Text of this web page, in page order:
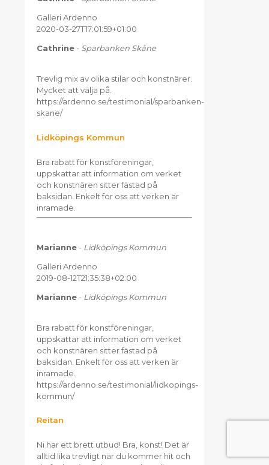
Galleri Ardenno
2020-03-27T17:01:59+01:00
Cathrine- Sparbanken Skåne
Trevlig mix av olika stilar och konstnärer.
Mycket att välja på.
https://ardenno.se/testimonial/sparbanken-
skane/
Lidköpings Kommun
Bra rabatt för konstföreningar,
uppskattar att information om verket
och konstnären sitter fästad på
baksidan. Enkelt för oss att verken är
inramade.
Marianne- Lidköpings Kommun
Galleri Ardenno
2019-08-12T21:35:38+02:00
Marianne- Lidköpings Kommun
Bra rabatt för konstföreningar,
uppskattar att information om verket
och konstnären sitter fästad på
baksidan. Enkelt för oss att verken är
inramade.
https://ardenno.se/testimonial/lidkopings-
kommun/
Reitan
Ni har ett brett utbud! Bra, konst! Det är
alltid lika trevligt när du kommer hit och